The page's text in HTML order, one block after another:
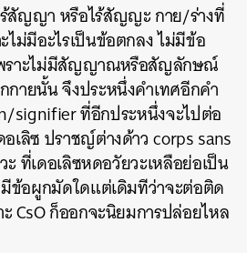
สัญญา หรือไร้สัญญะ กาย/ร่างที่
ไม่มีอะไรเป็นข้อตกลง ไม่มีข้อ
พราะไม่มีสัญญาณหรือสัญลักษณ์
ายนั้น จึงประหนึ่งคำเทศอีกคำ
signifier ที่อีกประหนึ่งจะไปต่อ
เลิซ ปราชญ์ต่างด้าว corps sans
ะ ที่เดอเลิซหดอวัยวะเหลือย่อเป็น
มีข้อผูกมัดใดแต่เดิมทีว่าจะต่อติด
CsO ก็ออกจะนิยมการปล่อยไหล